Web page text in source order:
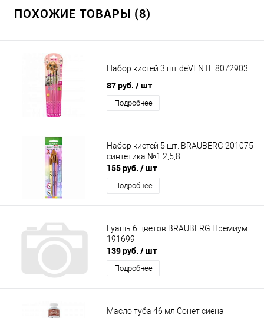
ПОХОЖИЕ ТОВАРЫ (8)
Набор кистей 3 шт.deVENTE 8072903
87 руб. / шт
Подробнее
Набор кистей 5 шт. BRAUBERG 201075
синтетика №1.2,5,8
155 руб. / шт
Подробнее
Гуашь 6 цветов BRAUBERG Премиум
191699
139 руб. / шт
Подробнее
Масло туба 46 мл Сонет сиена